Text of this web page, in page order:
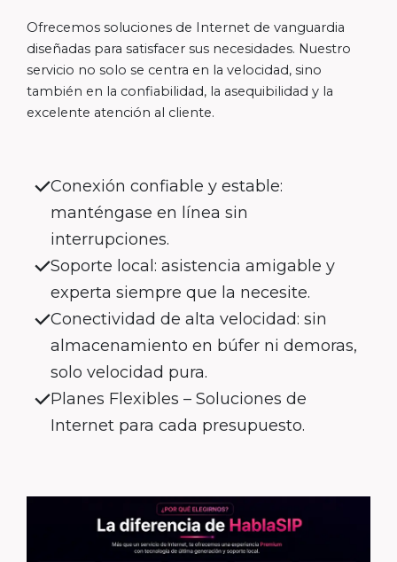
Ofrecemos soluciones de Internet de vanguardia
diseñadas para satisfacer sus necesidades. Nuestro
servicio no solo se centra en la velocidad, sino
también en la confiabilidad, la asequibilidad y la
excelente atención al cliente.
Conexión confiable y estable:
manténgase en línea sin
interrupciones.
Soporte local: asistencia amigable y
experta siempre que la necesite.
Conectividad de alta velocidad: sin
almacenamiento en búfer ni demoras,
solo velocidad pura.
Planes Flexibles – Soluciones de
Internet para cada presupuesto.